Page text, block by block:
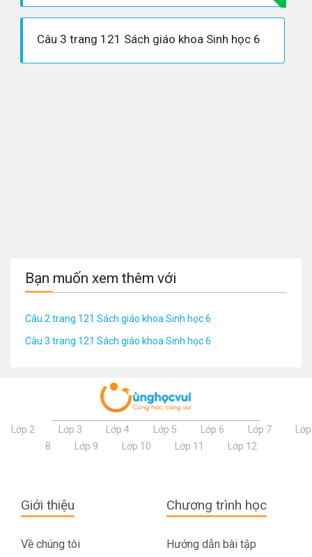
Câu 3 trang 121 Sách giáo khoa Sinh học 6
Bạn muốn xem thêm với
Câu 2 trang 121 Sách giáo khoa Sinh học 6
Câu 3 trang 121 Sách giáo khoa Sinh học 6
Lớp 2 Lớp 3 Lớp 4 Lớp 5 Lớp 6 Lớp 7
Lớp
8
Lớp 9 Lớp 10 Lớp 11 Lớp 12
Giới thiệu
Về chúng tôi
Chương trình học
Hướng dẫn bài tập